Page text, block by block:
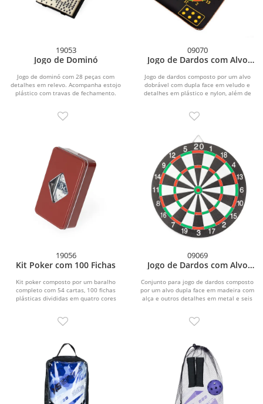
19053
Jogo de Dominó
Jogo de dominó com 28 peças com
detalhes em relevo. Acompanha estojo
plástico com travas de fechamento.
09070
Jogo de Dardos com Alvo
Jogo de dardos composto por um alvo
dobrável com dupla face em veludo e
detalhes em plástico e nylon, além de
19056
Kit Poker com 100 Fichas
Kit poker composto por um baralho
completo com 54 cartas, 100 fichas
plásticas divididas em quatro cores
09069
Jogo de Dardos com Alvo
Conjunto para jogo de dardos composto
por um alvo dupla face em madeira com
alça e outros detalhes em metal e seis